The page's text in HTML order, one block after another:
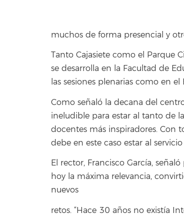
muchos de forma presencial y
Tanto Cajasiete como el Parque
se desarrolla en la Facultad de
las sesiones plenarias como en
Como señaló la decana del
ineludible para estar al tanto de
docentes más inspiradores. Con
debe en este caso estar al
El rector, Francisco García,
hoy la máxima relevancia,
nuevos
retos. “Hace 30 años no existía